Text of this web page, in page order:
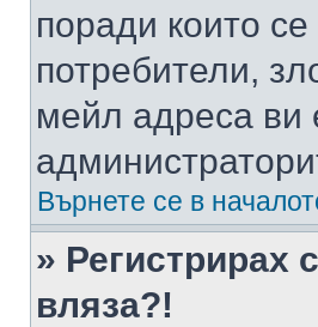
поради които
потребители,
мейл адреса ви
Върнете се в
» Регистрирах
вляза?!